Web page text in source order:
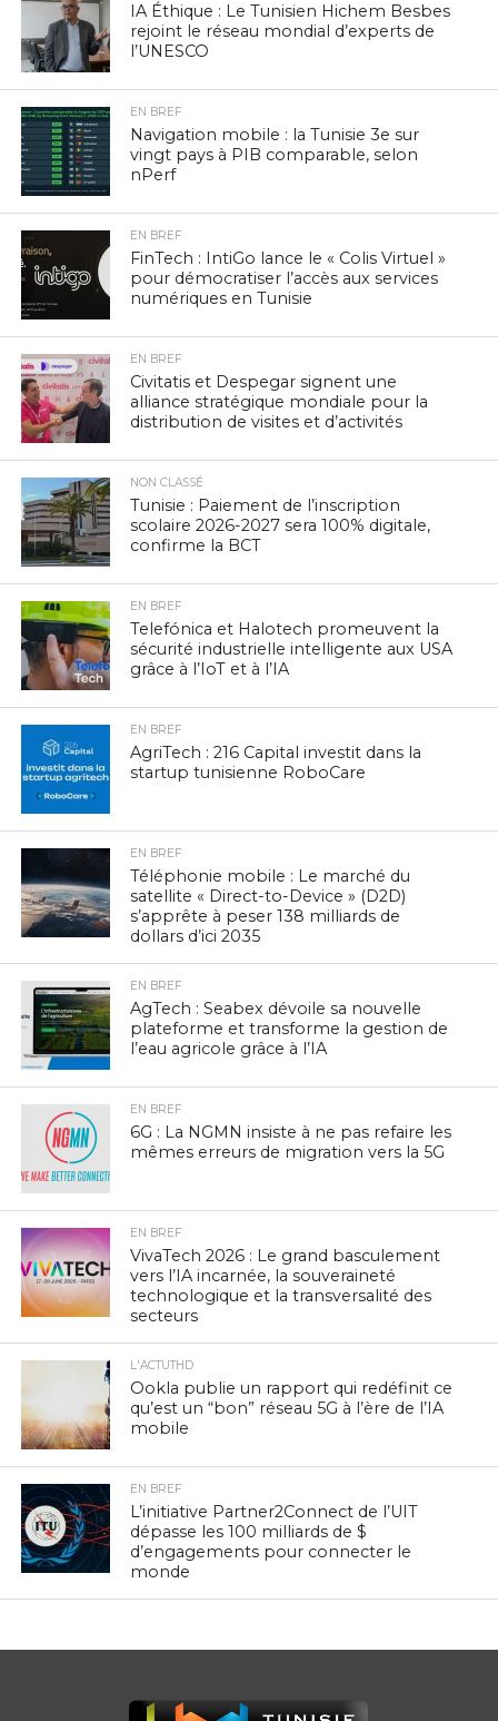
IA Éthique : Le Tunisien Hichem Besbes
rejoint le réseau mondial d’experts de
l’UNESCO
EN BREF
Navigation mobile : la Tunisie 3e sur
vingt pays à PIB comparable, selon
nPerf
EN BREF
FinTech : IntiGo lance le « Colis Virtuel »
pour démocratiser l’accès aux services
numériques en Tunisie
EN BREF
Civitatis et Despegar signent une
alliance stratégique mondiale pour la
distribution de visites et d’activités
NON CLASSÉ
Tunisie : Paiement de l’inscription
scolaire 2026-2027 sera 100% digitale,
confirme la BCT
EN BREF
Telefónica et Halotech promeuvent la
sécurité industrielle intelligente aux USA
grâce à l’IoT et à l’IA
EN BREF
AgriTech : 216 Capital investit dans la
startup tunisienne RoboCare
EN BREF
Téléphonie mobile : Le marché du
satellite « Direct-to-Device » (D2D)
s’apprête à peser 138 milliards de
dollars d’ici 2035
EN BREF
AgTech : Seabex dévoile sa nouvelle
plateforme et transforme la gestion de
l’eau agricole grâce à l’IA
EN BREF
6G : La NGMN insiste à ne pas refaire les
mêmes erreurs de migration vers la 5G
EN BREF
VivaTech 2026 : Le grand basculement
vers l’IA incarnée, la souveraineté
technologique et la transversalité des
secteurs
L'ACTUTHD
Ookla publie un rapport qui redéfinit ce
qu’est un “bon” réseau 5G à l’ère de l’IA
mobile
EN BREF
L’initiative Partner2Connect de l’UIT
dépasse les 100 milliards de $
d’engagements pour connecter le
monde